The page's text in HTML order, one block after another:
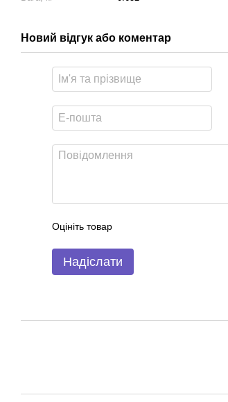
Новий відгук або коментар
Оцініть товар
Надіслати